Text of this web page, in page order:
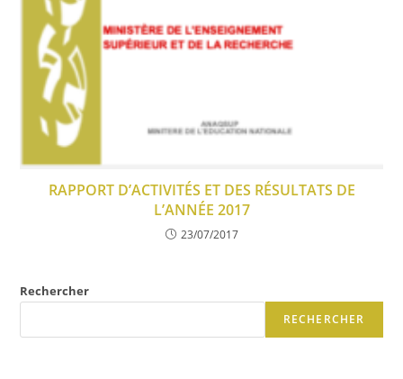
RAPPORT D’ACTIVITÉS ET DES RÉSULTATS DE
L’ANNÉE 2017
23/07/2017
Rechercher
RECHERCHER